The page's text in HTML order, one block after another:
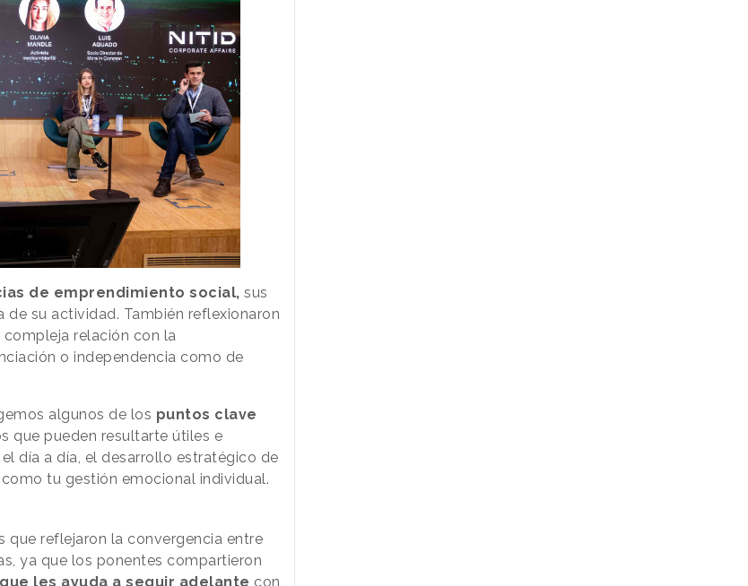
de emprendimiento social, sus
su actividad. También reflexionaron
relación con la
o independencia como de
algunos de los puntos clave
que pueden resultarte útiles e
día a día, el desarrollo estratégico de
tu gestión emocional individual.
que reflejaron la convergencia entre
ya que los ponentes compartieron
les ayuda a seguir adelante con